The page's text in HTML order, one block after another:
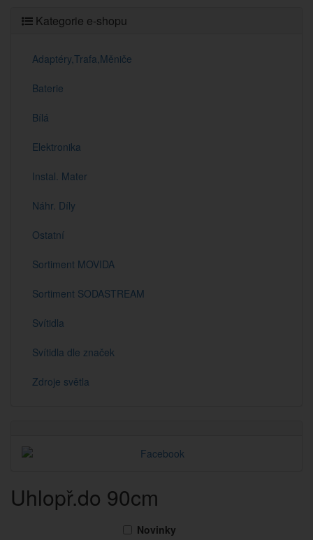
Kategorie e-shopu
Adaptéry,Trafa,Měniče
Baterie
Bílá
Elektronika
Instal. Mater
Náhr. Díly
Ostatní
Sortiment MOVIDA
Sortiment SODASTREAM
Svítidla
Svítidla dle značek
Zdroje světla
Uhlopř.do 90cm
Novinky